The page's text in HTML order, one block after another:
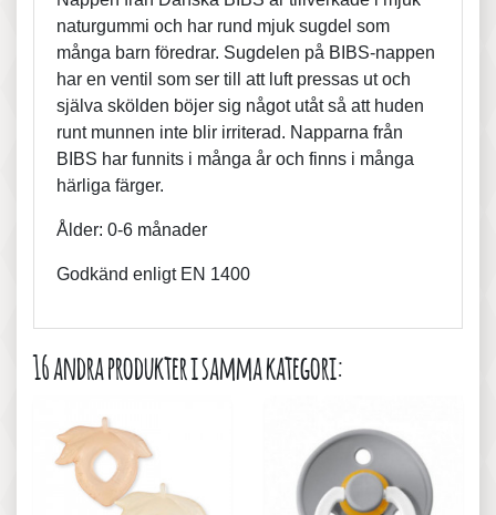
naturgummi och har rund mjuk sugdel som
många barn föredrar. Sugdelen på BIBS-nappen
har en ventil som ser till att luft pressas ut och
själva skölden böjer sig något utåt så att huden
runt munnen inte blir irriterad. Napparna från
BIBS har funnits i många år och finns i många
härliga färger.
Ålder: 0-6 månader
Godkänd enligt EN 1400
16 andra produkter i samma kategori: